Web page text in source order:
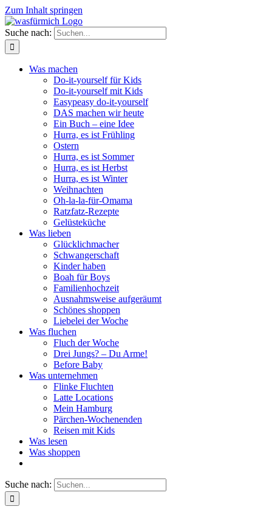
Zum Inhalt springen
Suche nach:
Was machen
Do-it-yourself für Kids
Do-it-yourself mit Kids
Easypeasy do-it-yourself
DAS machen wir heute
Ein Buch – eine Idee
Hurra, es ist Frühling
Ostern
Hurra, es ist Sommer
Hurra, es ist Herbst
Hurra, es ist Winter
Weihnachten
Oh-la-la-für-Omama
Ratzfatz-Rezepte
Gelüsteküche
Was lieben
Glücklichmacher
Schwangerschaft
Kinder haben
Boah für Boys
Familienhochzeit
Ausnahmsweise aufgeräumt
Schönes shoppen
Liebelei der Woche
Was fluchen
Fluch der Woche
Drei Jungs? – Du Arme!
Before Baby
Was unternehmen
Flinke Fluchten
Latte Locations
Mein Hamburg
Pärchen-Wochenenden
Reisen mit Kids
Was lesen
Was shoppen
Suche nach: